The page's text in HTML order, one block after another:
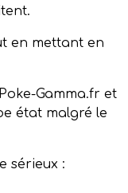
en mettant en
Gamma.fr et
état malgré le
sérieux :